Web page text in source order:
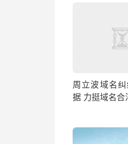
周立波域名
据 力挺域名合